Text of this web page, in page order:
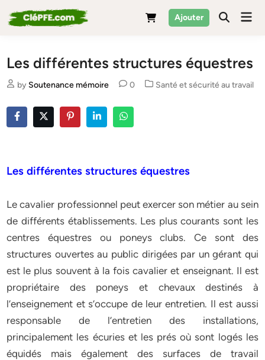
to
Ajouter
Les différentes structures équestres
by Soutenance mémoire 0
Posted
Santé et sécurité au travail
Les différentes structures équestres
Le cavalier professionnel peut exercer son métier au sein
de différents établissements. Les plus courants sont les
centres équestres ou poneys clubs. Ce sont des
structures ouvertes au public dirigées par un gérant qui
est le plus souvent à la fois cavalier et enseignant. Il est
propriétaire des poneys et chevaux destinés à
l’enseignement et s’occupe de leur entretien. Il est aussi
responsable de l’entretien des installations,
principalement les écuries et les prés où sont logés les
équidés mais également des surfaces de travail